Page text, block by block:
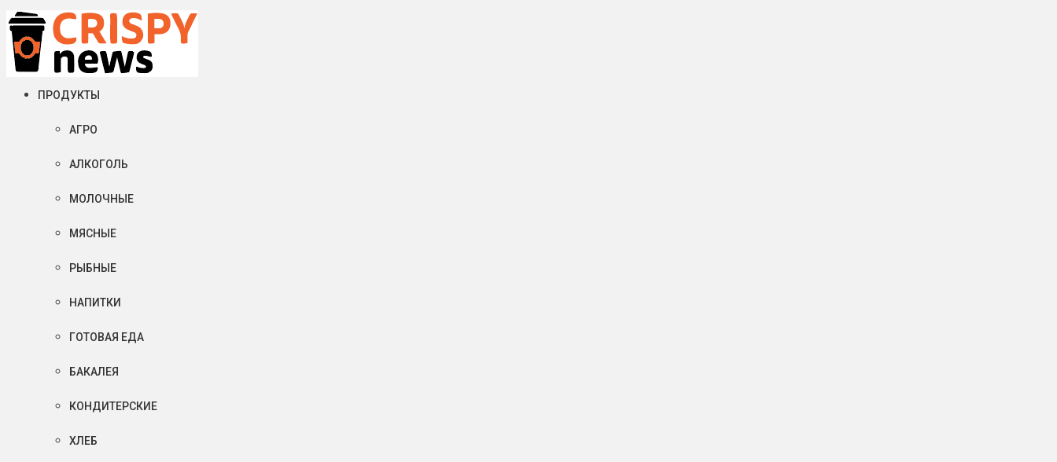
Четверг, 06 августа, 2026
Crispy News/Криспи Ньюс
События и тенденции рынка пищевой промышленности в России и мире
ПРОДУКТЫ
АГРО
АЛКОГОЛЬ
МОЛОЧНЫЕ
МЯСНЫЕ
РЫБНЫЕ
НАПИТКИ
ГОТОВАЯ ЕДА
БАКАЛЕЯ
КОНДИТЕРСКИЕ
ХЛЕБ